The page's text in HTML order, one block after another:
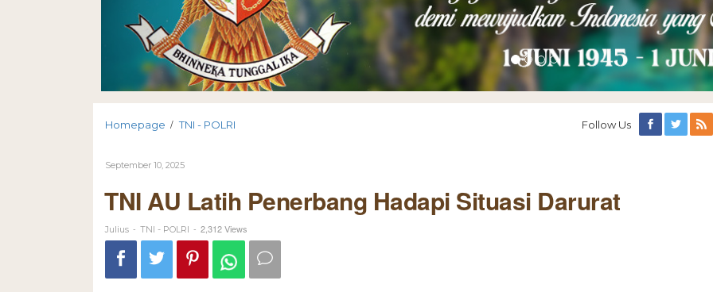
Homepage / TNI - POLRI Follow Us
September 10, 2025
TNI AU Latih Penerbang Hadapi Situasi Darurat
Julius - TNI - POLRI - 2,312 Views